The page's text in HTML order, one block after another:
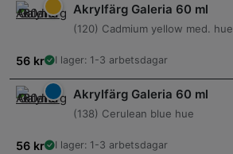
Akrylfärg Galeria 60 ml
(120) Cadmium yellow med. hue
56 kr I lager: 1-3 arbetsdagar
Akrylfärg Galeria 60 ml
(138) Cerulean blue hue
56 kr I lager: 1-3 arbetsdagar